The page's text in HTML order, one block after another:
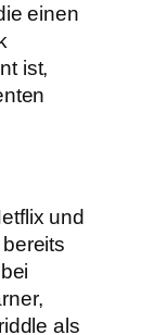
einen
ist,
und
als